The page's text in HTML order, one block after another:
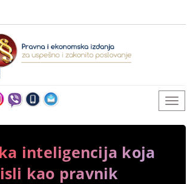
inteligencija koja
kao pravnik